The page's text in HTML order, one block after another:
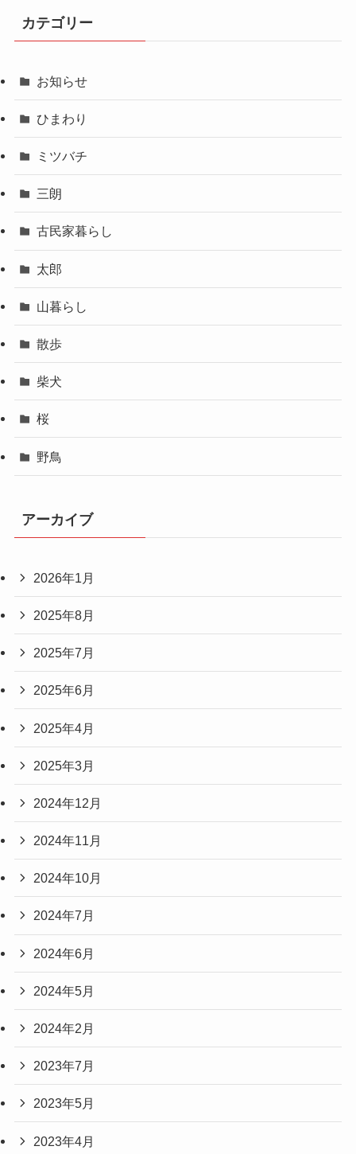
カテゴリー
お知らせ
ひまわり
ミツバチ
三朗
古民家暮らし
太郎
山暮らし
散歩
柴犬
桜
野鳥
アーカイブ
2026年1月
2025年8月
2025年7月
2025年6月
2025年4月
2025年3月
2024年12月
2024年11月
2024年10月
2024年7月
2024年6月
2024年5月
2024年2月
2023年7月
2023年5月
2023年4月